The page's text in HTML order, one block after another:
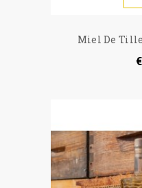
Miel De